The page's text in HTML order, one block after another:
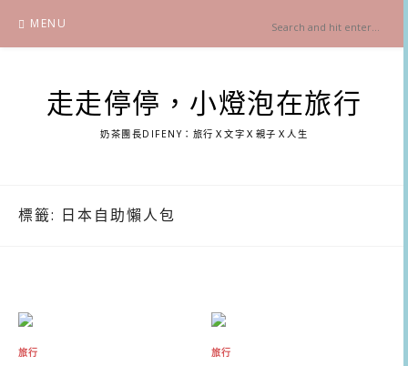
content
MENU
走走停停，小燈泡在旅行
奶茶團長DIFENY：旅行Ｘ文字Ｘ親子Ｘ人生
標籤: 日本自助懶人包
旅行 旅行